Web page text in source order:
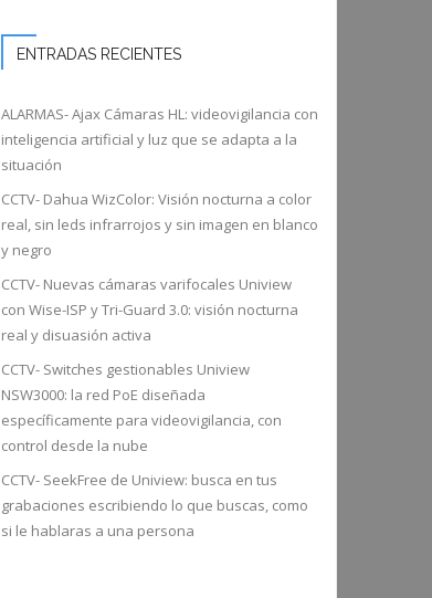
ENTRADAS RECIENTES
ALARMAS- Ajax Cámaras HL: videovigilancia con
inteligencia artificial y luz que se adapta a la
situación
CCTV- Dahua WizColor: Visión nocturna a color
real, sin leds infrarrojos y sin imagen en blanco
y negro
CCTV- Nuevas cámaras varifocales Uniview
con Wise-ISP y Tri-Guard 3.0: visión nocturna
real y disuasión activa
CCTV- Switches gestionables Uniview
NSW3000: la red PoE diseñada
específicamente para videovigilancia, con
control desde la nube
CCTV- SeekFree de Uniview: busca en tus
grabaciones escribiendo lo que buscas, como
si le hablaras a una persona